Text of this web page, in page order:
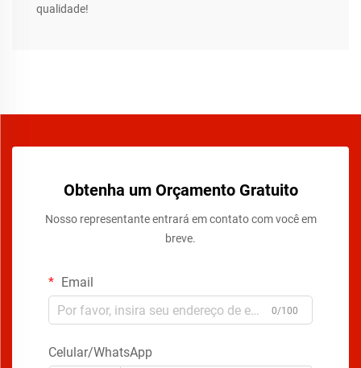
qualidade!
Obtenha um Orçamento Gratuito
Nosso representante entrará em contato com você em
breve.
Email
0/100
Celular/WhatsApp